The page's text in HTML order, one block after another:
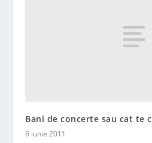
Bani de concerte sau cat te
6 iunie 2011